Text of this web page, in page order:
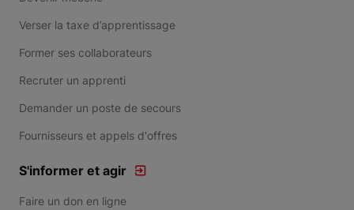
Verser la taxe d’apprentissage
Former ses collaborateurs
Recruter un apprenti
Demander un poste de secours
Fournisseurs et appels d'offres
S'informer et agir
Faire un don en ligne